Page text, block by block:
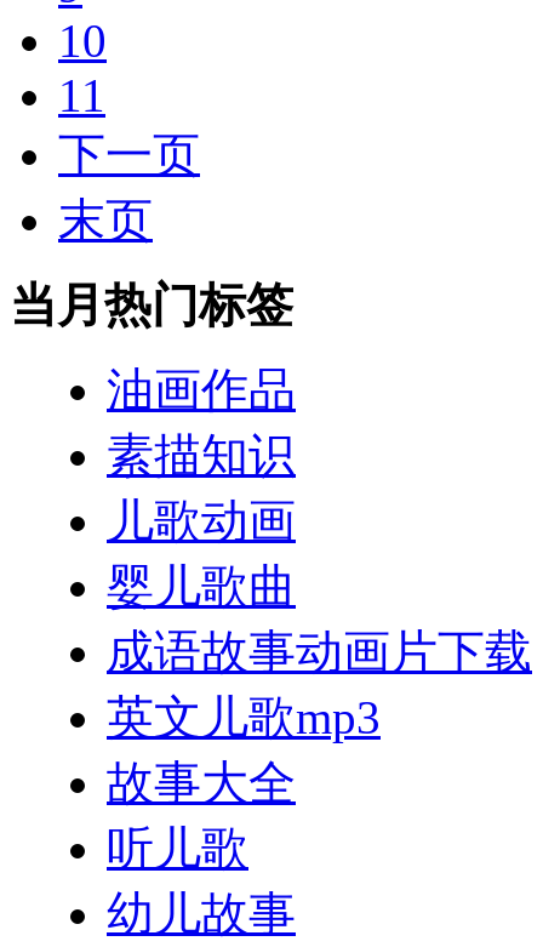
10
11
下一页
末页
当月热门标签
油画作品
素描知识
儿歌动画
婴儿歌曲
成语故事动画片下载
英文儿歌mp3
故事大全
听儿歌
幼儿故事